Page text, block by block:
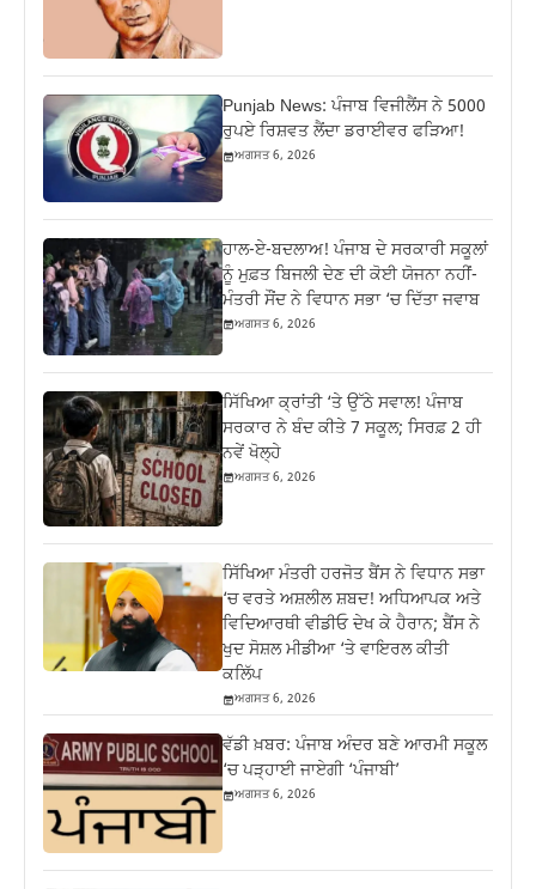
Punjab News: ਪੰਜਾਬ ਵਿਜੀਲੈਂਸ ਨੇ 5000
ਰੁਪਏ ਰਿਸ਼ਵਤ ਲੈਂਦਾ ਡਰਾਈਵਰ ਫੜਿਆ!
ਅਗਸਤ 6, 2026
ਹਾਲ-ਏ-ਬਦਲਾਅ! ਪੰਜਾਬ ਦੇ ਸਰਕਾਰੀ ਸਕੂਲਾਂ
ਨੂੰ ਮੁਫ਼ਤ ਬਿਜਲੀ ਦੇਣ ਦੀ ਕੋਈ ਯੋਜਨਾ ਨਹੀਂ-
ਮੰਤਰੀ ਸੌਂਦ ਨੇ ਵਿਧਾਨ ਸਭਾ ‘ਚ ਦਿੱਤਾ ਜਵਾਬ
ਅਗਸਤ 6, 2026
ਸਿੱਖਿਆ ਕ੍ਰਾਂਤੀ ‘ਤੇ ਉੱਠੇ ਸਵਾਲ! ਪੰਜਾਬ
ਸਰਕਾਰ ਨੇ ਬੰਦ ਕੀਤੇ 7 ਸਕੂਲ; ਸਿਰਫ਼ 2 ਹੀ
ਨਵੇਂ ਖੋਲ੍ਹੇ
ਅਗਸਤ 6, 2026
ਸਿੱਖਿਆ ਮੰਤਰੀ ਹਰਜੋਤ ਬੈਂਸ ਨੇ ਵਿਧਾਨ ਸਭਾ
‘ਚ ਵਰਤੇ ਅਸ਼ਲੀਲ ਸ਼ਬਦ! ਅਧਿਆਪਕ ਅਤੇ
ਵਿਦਿਆਰਥੀ ਵੀਡੀਓ ਦੇਖ ਕੇ ਹੈਰਾਨ; ਬੈਂਸ ਨੇ
ਖੁਦ ਸੋਸ਼ਲ ਮੀਡੀਆ ‘ਤੇ ਵਾਇਰਲ ਕੀਤੀ
ਕਲਿੱਪ
ਅਗਸਤ 6, 2026
ਵੱਡੀ ਖ਼ਬਰ: ਪੰਜਾਬ ਅੰਦਰ ਬਣੇ ਆਰਮੀ ਸਕੂਲ
‘ਚ ਪੜ੍ਹਾਈ ਜਾਏਗੀ ‘ਪੰਜਾਬੀ’
ਅਗਸਤ 6, 2026